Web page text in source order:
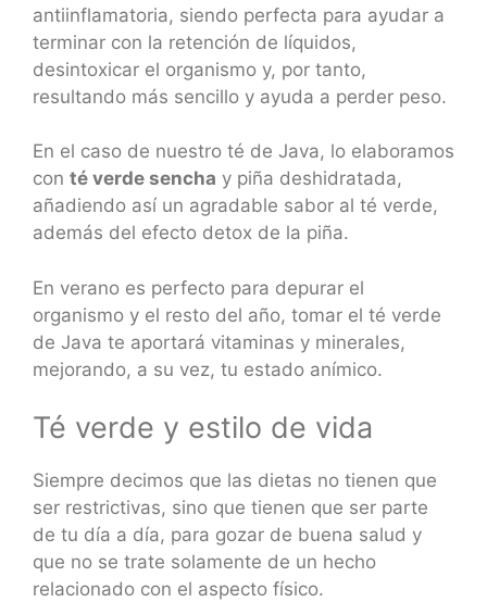
antiinflamatoria, siendo perfecta para ayudar a
terminar con la retención de líquidos,
desintoxicar el organismo y, por tanto,
resultando más sencillo y ayuda a perder peso.
En el caso de nuestro té de Java, lo elaboramos
con té verde sencha y piña deshidratada,
añadiendo así un agradable sabor al té verde,
además del efecto detox de la piña.
En verano es perfecto para depurar el
organismo y el resto del año, tomar el té verde
de Java te aportará vitaminas y minerales,
mejorando, a su vez, tu estado anímico.
Té verde y estilo de vida
Siempre decimos que las dietas no tienen que
ser restrictivas, sino que tienen que ser parte
de tu día a día, para gozar de buena salud y
que no se trate solamente de un hecho
relacionado con el aspecto físico.